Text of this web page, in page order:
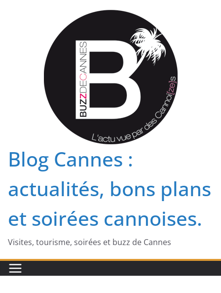
Blog Cannes :
actualités, bons plans
et soirées cannoises.
Visites, tourisme, soirées et buzz de Cannes